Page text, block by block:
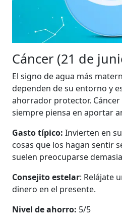
Cáncer (21 de
El signo de agua más
dependen de su entorno y
ahorrador protector. Cáncer
siempre piensa en aportar
Gasto típico: Invierten en
cosas que los hagan sentir
suelen preocuparse
Consejito estelar: Relájate
dinero en el presente.
Nivel de ahorro: 5/5